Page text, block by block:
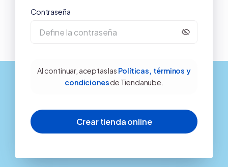
Contraseña
Al continuar, aceptas las Políticas, términos y
condicionesde Tiendanube.